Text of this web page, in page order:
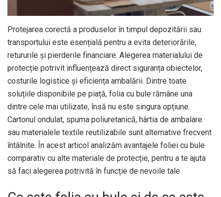
Protejarea corectă a produselor în timpul depozitării sau
transportului este esențială pentru a evita deteriorările,
retururile și pierderile financiare. Alegerea materialului de
protecție potrivit influențează direct siguranța obiectelor,
costurile logistice și eficiența ambalării. Dintre toate
soluțiile disponibile pe piață, folia cu bule rămâne una
dintre cele mai utilizate, însă nu este singura opțiune.
Cartonul ondulat, spuma poliuretanică, hârtia de ambalare
sau materialele textile reutilizabile sunt alternative frecvent
întâlnite. În acest articol analizăm avantajele foliei cu bule
comparativ cu alte materiale de protecție, pentru a te ajuta
să faci alegerea potrivită în funcție de nevoile tale.